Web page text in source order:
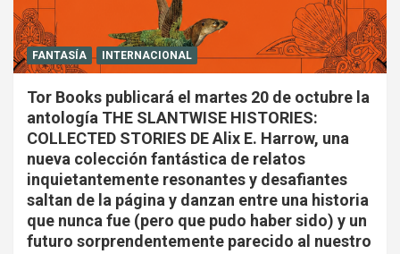
FANTASÍA INTERNACIONAL
Tor Books publicará el martes 20 de octubre la
antología THE SLANTWISE HISTORIES:
COLLECTED STORIES DE Alix E. Harrow, una
nueva colección fantástica de relatos
inquietantemente resonantes y desafiantes
saltan de la página y danzan entre una historia
que nunca fue (pero que pudo haber sido) y un
futuro sorprendentemente parecido al nuestro